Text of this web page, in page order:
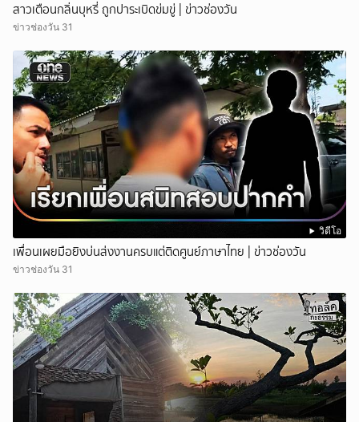
สาวเตือนกลิ่นบุหรี่ ถูกปาระเบิดข่มขู่ | ข่าวช่องวัน
ข่าวช่องวัน 31
วิดีโอ
เพื่อนเผยมือยิงบ่นส่งงานครบแต่ติดศูนย์ภาษาไทย | ข่าวช่องวัน
ข่าวช่องวัน 31